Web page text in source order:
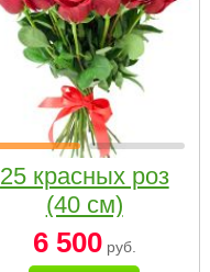
25 красных роз
(40 см)
6 500руб.